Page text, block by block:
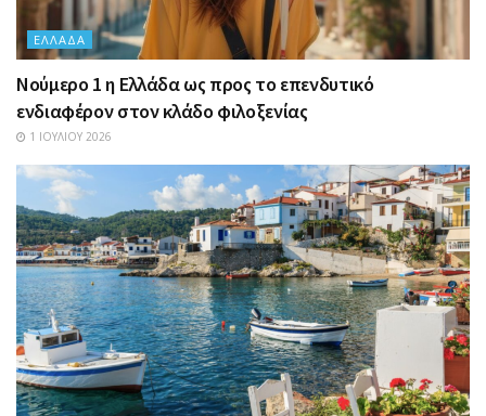
ΕΛΛΆΔΑ
Nούμερο 1 η Ελλάδα ως προς το επενδυτικό
ενδιαφέρον στον κλάδο φιλοξενίας
1 ΙΟΥΛΊΟΥ 2026